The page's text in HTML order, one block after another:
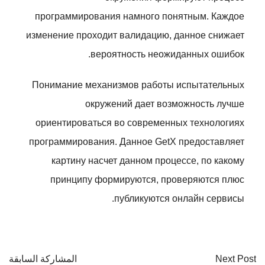
программирования намного понятным. Каждое
изменение проходит валидацию, данное снижает
вероятность неожиданных ошибок.
Понимание механизмов работы испытательных
окружений дает возможность лучше
ориентироваться во современных технологиях
программирования. Данное GetX предоставляет
картину насчет данном процессе, по какому
принципу формируются, проверяются плюс
публикуются онлайн сервисы.
المشاركة السابقة Next Post